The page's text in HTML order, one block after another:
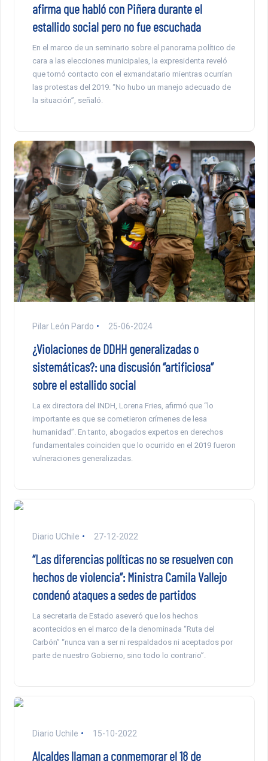
afirma que habló con Piñera durante el
estallido social pero no fue escuchada
En el marco de un seminario sobre el panorama político de
cara a las elecciones municipales, la expresidenta reveló
que tomó contacto con el exmandatario mientras ocurrían
las protestas del 2019. “No hubo un manejo adecuado de
la situación”, señaló.
Pilar León Pardo 25-06-2024
¿Violaciones de DDHH generalizadas o
sistemáticas?: una discusión “artificiosa”
sobre el estallido social
La ex directora del INDH, Lorena Fries, afirmó que “lo
importante es que se cometieron crímenes de lesa
humanidad”. En tanto, abogados expertos en derechos
fundamentales coinciden que lo ocurrido en el 2019 fueron
vulneraciones generalizadas.
Diario UChile 27-12-2022
“Las diferencias políticas no se resuelven con
hechos de violencia”: Ministra Camila Vallejo
condenó ataques a sedes de partidos
La secretaria de Estado aseveró que los hechos
acontecidos en el marco de la denominada “Ruta del
Carbón” “nunca van a ser ni respaldados ni aceptados por
parte de nuestro Gobierno, sino todo lo contrario”.
Diario Uchile 15-10-2022
Alcaldes llaman a conmemorar el 18 de